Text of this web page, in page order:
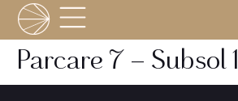
Parcare 7 – Subsol 1